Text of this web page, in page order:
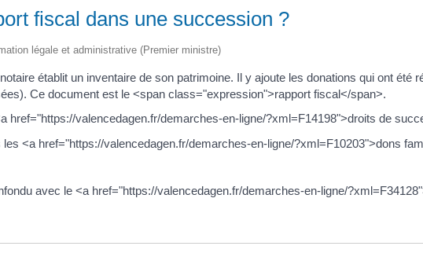
fiscal dans une succession ?
légale et administrative (Premier ministre)
établit un inventaire de son patrimoine. Il y ajoute les donations qui ont
Ce document est le <span class="expression">rapport fiscal</span>.
href="https://valencedagen.fr/demarches-en-ligne/?xml=F14198">droits de
<a href="https://valencedagen.fr/demarches-en-ligne/?xml=F10203">dons
avec le <a href="https://valencedagen.fr/demarches-en-ligne/